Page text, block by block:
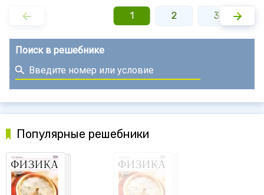
1
2 3
Поиск в решебнике
Популярные решебники